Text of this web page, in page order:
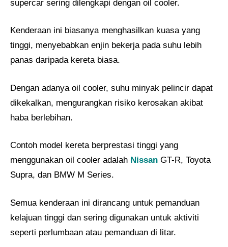
supercar sering dilengkapi dengan oil cooler.
Kenderaan ini biasanya menghasilkan kuasa yang
tinggi, menyebabkan enjin bekerja pada suhu lebih
panas daripada kereta biasa.
Dengan adanya oil cooler, suhu minyak pelincir dapat
dikekalkan, mengurangkan risiko kerosakan akibat
haba berlebihan.
Contoh model kereta berprestasi tinggi yang
menggunakan oil cooler adalah Nissan GT-R, Toyota
Supra, dan BMW M Series.
Semua kenderaan ini dirancang untuk pemanduan
kelajuan tinggi dan sering digunakan untuk aktiviti
seperti perlumbaan atau pemanduan di litar.